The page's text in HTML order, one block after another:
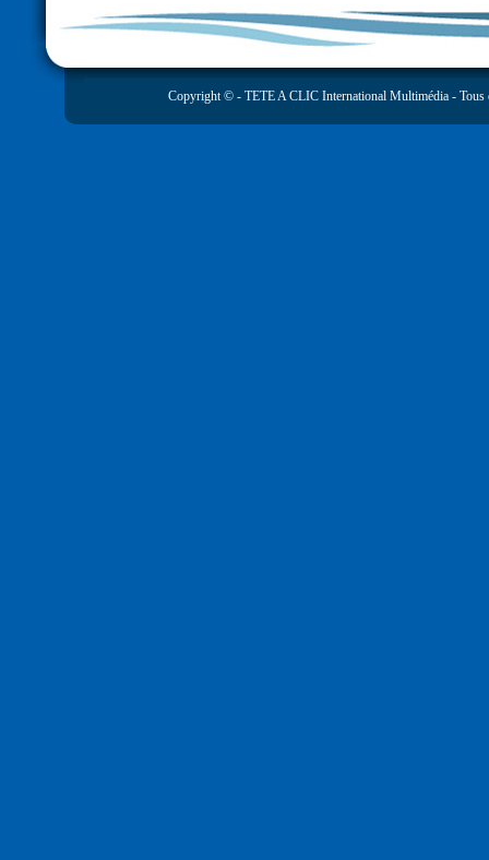
Copyright © - TETE A CLIC International Multimédia - Tous